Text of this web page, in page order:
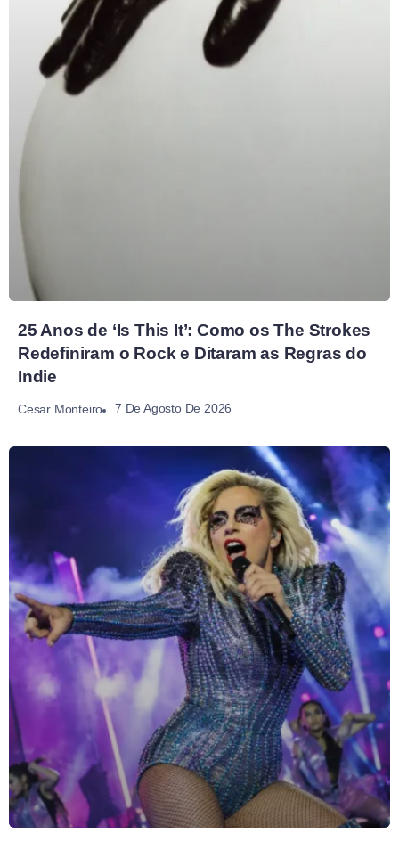
25 Anos de ‘Is This It’: Como os The Strokes
Redefiniram o Rock e Ditaram as Regras do
Indie
Cesar Monteiro 7 De Agosto De 2026